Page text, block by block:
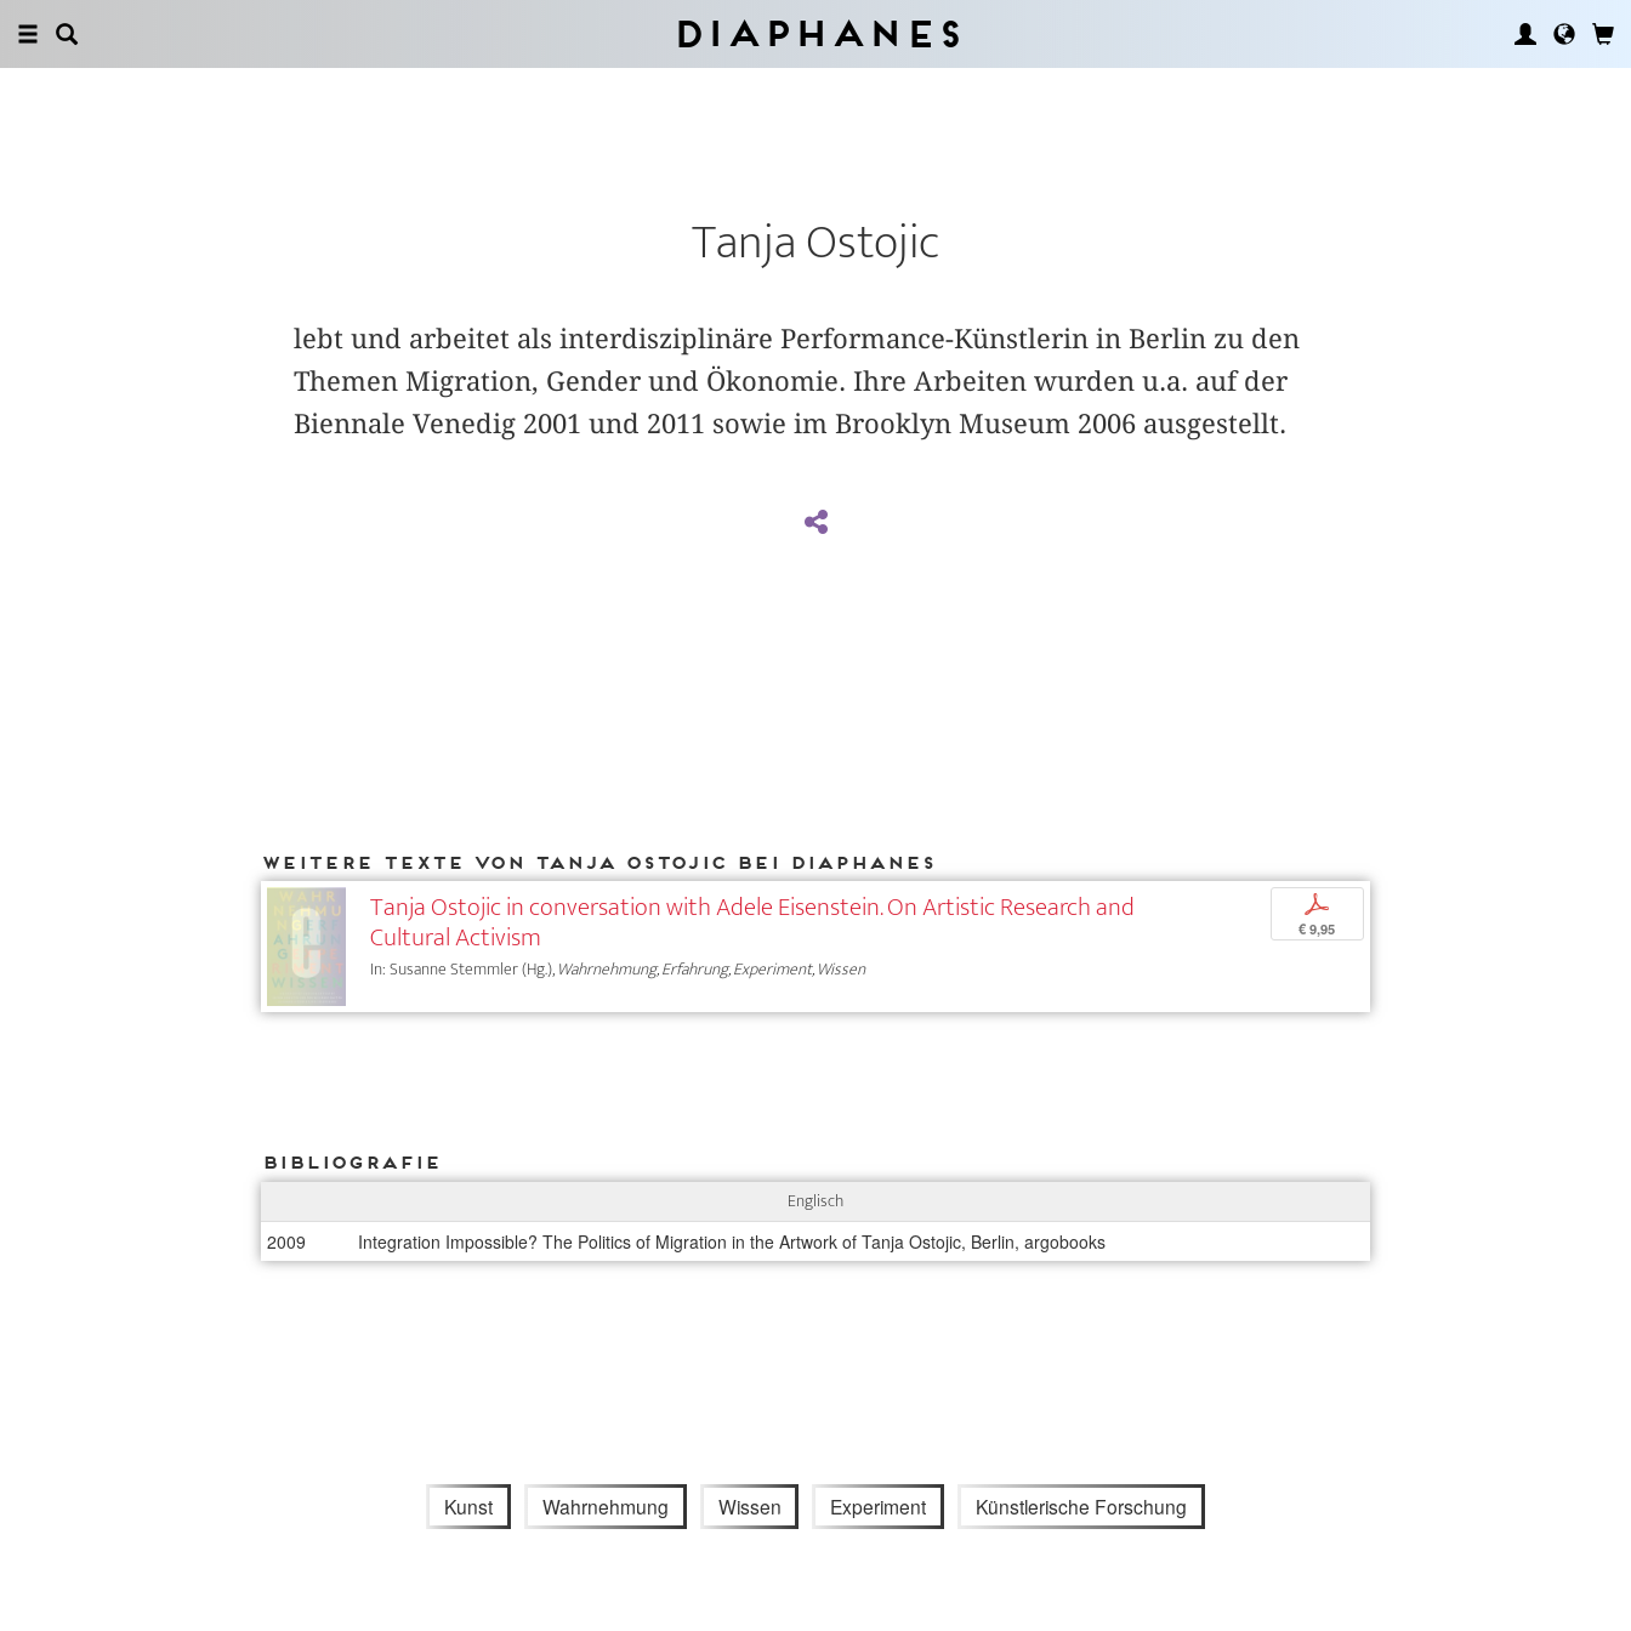
Diaphanes
Tanja Ostojic
lebt und arbeitet als interdisziplinäre Performance-Künstlerin in Berlin zu den
Themen Migration, Gender und Ökonomie. Ihre Arbeiten wurden u.a. auf der
Biennale Venedig 2001 und 2011 sowie im Brooklyn Museum 2006 ausgestellt.
Weitere Texte von Tanja Ostojic bei DIAPHANES
Tanja Ostojic in conversation with Adele Eisenstein. On Artistic Research and
Cultural Activism
In: Susanne Stemmler (Hg.),Wahrnehmung, Erfahrung, Experiment, Wissen
p
€ 9,95
Bibliografie
Englisch
2009 Integration Impossible? The Politics of Migration in the Artwork of Tanja Ostojic, Berlin, argobooks
Kunst Wahrnehmung Wissen Experiment Künstlerische Forschung